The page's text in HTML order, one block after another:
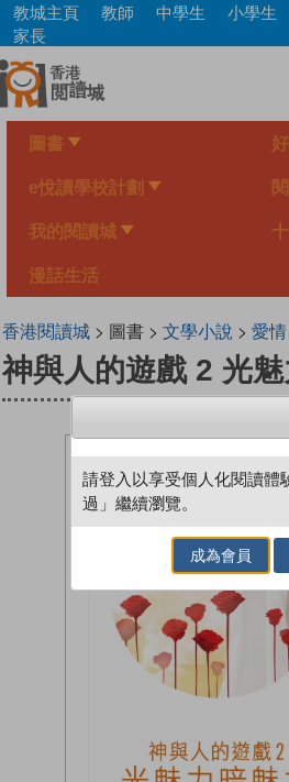
Skip
main
content
教城主頁 教師 中學生
小學生
家長
圖書
e悅讀學校計劃
我的閱讀城
漫話生活
香港閱讀城> 圖書 > 文學小說 > 愛情
神與人的遊戲 2 光
請登入以享受個人化閱讀體
過」繼續瀏覽。
成為會員